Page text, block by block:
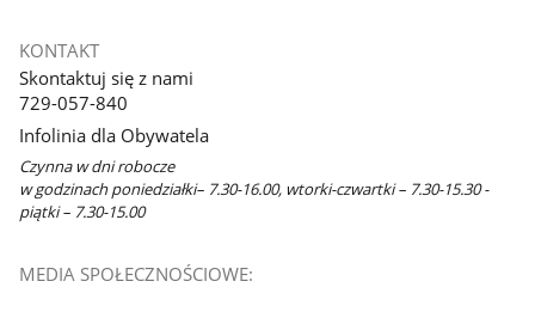
nowym
KONTAKT
Skontaktuj się z nami
729-057-840
Infolinia dla Obywatela
Czynna w dni robocze
w godzinach poniedziałki– 7.30-16.00, wtorki-czwartki – 7.30-15.30 -
piątki – 7.30-15.00
MEDIA SPOŁECZNOŚCIOWE: